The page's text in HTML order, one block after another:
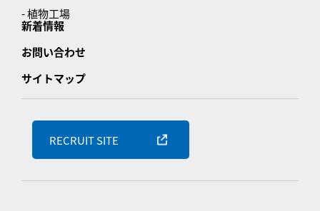
- 植物工場
新着情報
お問い合わせ
サイトマップ
RECRUIT SITE